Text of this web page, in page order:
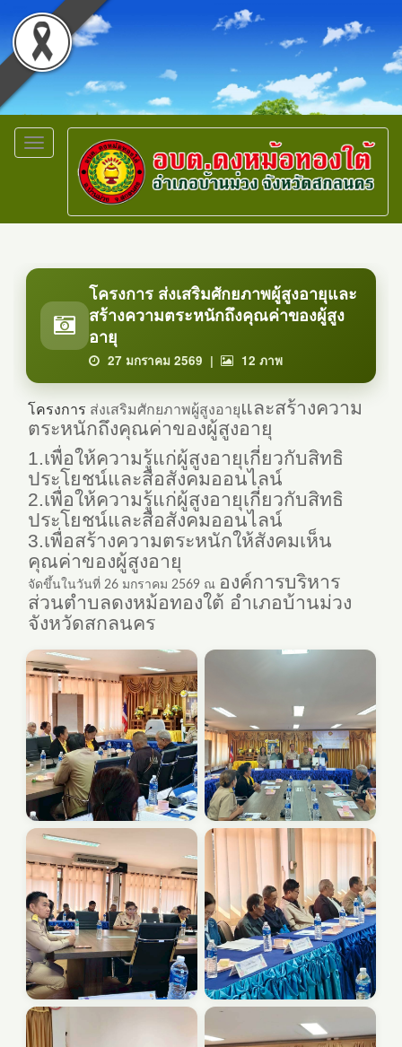
Toggle
navigation
โครงการ ส่งเสริมศักยภาพผู้สูงอายุและ
สร้างความตระหนักถึงคุณค่าของผู้สูง
อายุ
27 มกราคม 2569 | 12 ภาพ
โครงการ ส่งเสริมศักยภาพผู้สูงอายุและสร้างความ
ตระหนักถึงคุณค่าของผู้สูงอายุ
1.เพื่อให้ความรู้แก่ผู้สูงอายุเกี่ยวกับสิทธิ
ประโยชน์และสื่อสังคมออนไลน์
2.เพื่อให้ความรู้แก่ผู้สูงอายุเกี่ยวกับสิทธิ
ประโยชน์และสื่อสังคมออนไลน์
3.เพื่อสร้างความตระหนักให้สังคมเห็น
คุณค่าของผู้สูงอายุ
จัดขึ้นในวันที่ 26 มกราคม 2569 ณ องค์การบริหาร
ส่วนตำบลดงหม้อทองใต้ อำเภอบ้านม่วง
จังหวัดสกลนคร